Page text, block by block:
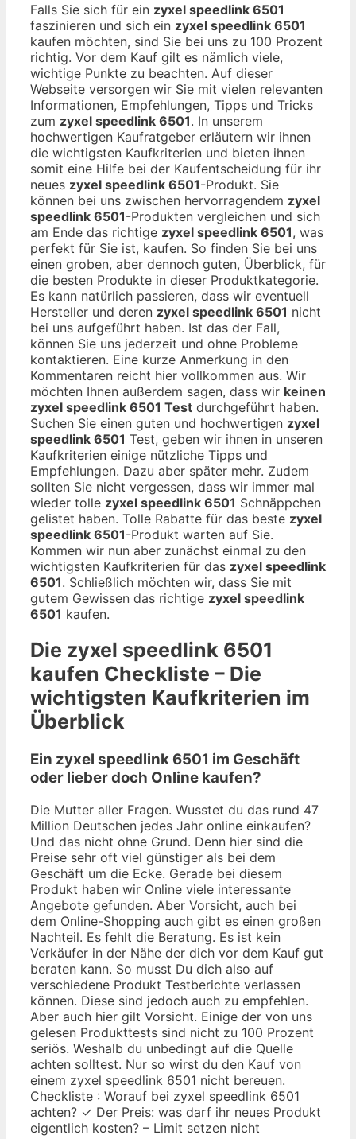
Falls Sie sich für ein zyxel speedlink 6501
faszinieren und sich ein zyxel speedlink 6501
kaufen möchten, sind Sie bei uns zu 100 Prozent
richtig. Vor dem Kauf gilt es nämlich viele,
wichtige Punkte zu beachten. Auf dieser
Webseite versorgen wir Sie mit vielen relevanten
Informationen, Empfehlungen, Tipps und Tricks
zum zyxel speedlink 6501. In unserem
hochwertigen Kaufratgeber erläutern wir ihnen
die wichtigsten Kaufkriterien und bieten ihnen
somit eine Hilfe bei der Kaufentscheidung für ihr
neues zyxel speedlink 6501-Produkt. Sie
können bei uns zwischen hervorragendem zyxel
speedlink 6501-Produkten vergleichen und sich
am Ende das richtige zyxel speedlink 6501, was
perfekt für Sie ist, kaufen. So finden Sie bei uns
einen groben, aber dennoch guten, Überblick, für
die besten Produkte in dieser Produktkategorie.
Es kann natürlich passieren, dass wir eventuell
Hersteller und deren zyxel speedlink 6501 nicht
bei uns aufgeführt haben. Ist das der Fall,
können Sie uns jederzeit und ohne Probleme
kontaktieren. Eine kurze Anmerkung in den
Kommentaren reicht hier vollkommen aus. Wir
möchten Ihnen außerdem sagen, dass wir keinen
zyxel speedlink 6501 Test durchgeführt haben.
Suchen Sie einen guten und hochwertigen zyxel
speedlink 6501 Test, geben wir ihnen in unseren
Kaufkriterien einige nützliche Tipps und
Empfehlungen. Dazu aber später mehr. Zudem
sollten Sie nicht vergessen, dass wir immer mal
wieder tolle zyxel speedlink 6501 Schnäppchen
gelistet haben. Tolle Rabatte für das beste zyxel
speedlink 6501-Produkt warten auf Sie.
Kommen wir nun aber zunächst einmal zu den
wichtigsten Kaufkriterien für das zyxel speedlink
6501. Schließlich möchten wir, dass Sie mit
gutem Gewissen das richtige zyxel speedlink
6501 kaufen.
Die zyxel speedlink 6501
kaufen Checkliste – Die
wichtigsten Kaufkriterien im
Überblick
Ein zyxel speedlink 6501 im Geschäft
oder lieber doch Online kaufen?
Die Mutter aller Fragen. Wusstet du das rund 47
Million Deutschen jedes Jahr online einkaufen?
Und das nicht ohne Grund. Denn hier sind die
Preise sehr oft viel günstiger als bei dem
Geschäft um die Ecke. Gerade bei diesem
Produkt haben wir Online viele interessante
Angebote gefunden. Aber Vorsicht, auch bei
dem Online-Shopping auch gibt es einen großen
Nachteil. Es fehlt die Beratung. Es ist kein
Verkäufer in der Nähe der dich vor dem Kauf gut
beraten kann. So musst Du dich also auf
verschiedene Produkt Testberichte verlassen
können. Diese sind jedoch auch zu empfehlen.
Aber auch hier gilt Vorsicht. Einige der von uns
gelesen Produkttests sind nicht zu 100 Prozent
seriös. Weshalb du unbedingt auf die Quelle
achten solltest. Nur so wirst du den Kauf von
einem zyxel speedlink 6501 nicht bereuen.
Checkliste : Worauf bei zyxel speedlink 6501
achten? ✓ Der Preis: was darf ihr neues Produkt
eigentlich kosten? – Limit setzen nicht